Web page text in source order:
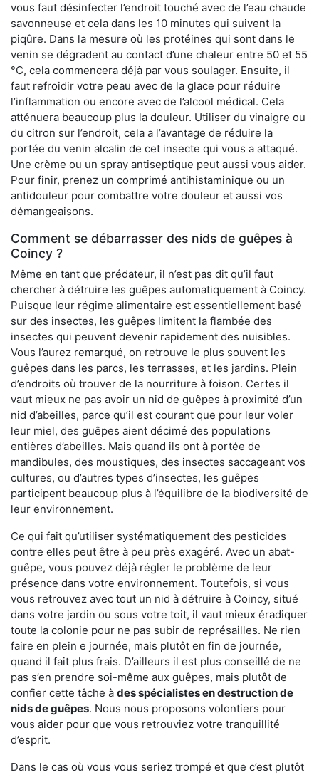
vous faut désinfecter l’endroit touché avec de l’eau chaude
savonneuse et cela dans les 10 minutes qui suivent la
piqûre. Dans la mesure où les protéines qui sont dans le
venin se dégradent au contact d’une chaleur entre 50 et 55
°C, cela commencera déjà par vous soulager. Ensuite, il
faut refroidir votre peau avec de la glace pour réduire
l’inflammation ou encore avec de l’alcool médical. Cela
atténuera beaucoup plus la douleur. Utiliser du vinaigre ou
du citron sur l’endroit, cela a l’avantage de réduire la
portée du venin alcalin de cet insecte qui vous a attaqué.
Une crème ou un spray antiseptique peut aussi vous aider.
Pour finir, prenez un comprimé antihistaminique ou un
antidouleur pour combattre votre douleur et aussi vos
démangeaisons.
Comment se débarrasser des nids de guêpes à
Coincy ?
Même en tant que prédateur, il n’est pas dit qu’il faut
chercher à détruire les guêpes automatiquement à Coincy.
Puisque leur régime alimentaire est essentiellement basé
sur des insectes, les guêpes limitent la flambée des
insectes qui peuvent devenir rapidement des nuisibles.
Vous l’aurez remarqué, on retrouve le plus souvent les
guêpes dans les parcs, les terrasses, et les jardins. Plein
d’endroits où trouver de la nourriture à foison. Certes il
vaut mieux ne pas avoir un nid de guêpes à proximité d’un
nid d’abeilles, parce qu’il est courant que pour leur voler
leur miel, des guêpes aient décimé des populations
entières d’abeilles. Mais quand ils ont à portée de
mandibules, des moustiques, des insectes saccageant vos
cultures, ou d’autres types d’insectes, les guêpes
participent beaucoup plus à l’équilibre de la biodiversité de
leur environnement.
Ce qui fait qu’utiliser systématiquement des pesticides
contre elles peut être à peu près exagéré. Avec un abat-
guêpe, vous pouvez déjà régler le problème de leur
présence dans votre environnement. Toutefois, si vous
vous retrouvez avec tout un nid à détruire à Coincy, situé
dans votre jardin ou sous votre toit, il vaut mieux éradiquer
toute la colonie pour ne pas subir de représailles. Ne rien
faire en plein e journée, mais plutôt en fin de journée,
quand il fait plus frais. D’ailleurs il est plus conseillé de ne
pas s’en prendre soi-même aux guêpes, mais plutôt de
confier cette tâche à des spécialistes en destruction de
nids de guêpes. Nous nous proposons volontiers pour
vous aider pour que vous retrouviez votre tranquillité
d’esprit.
Dans le cas où vous vous seriez trompé et que c’est plutôt